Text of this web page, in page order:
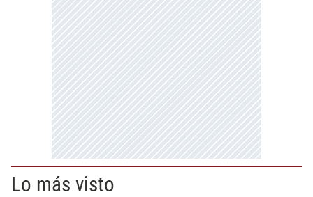
Lo más visto